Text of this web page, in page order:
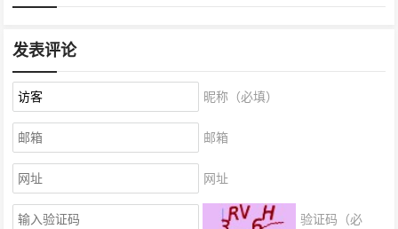
发表评论
昵称（必填）
邮箱
网址
验证码（必